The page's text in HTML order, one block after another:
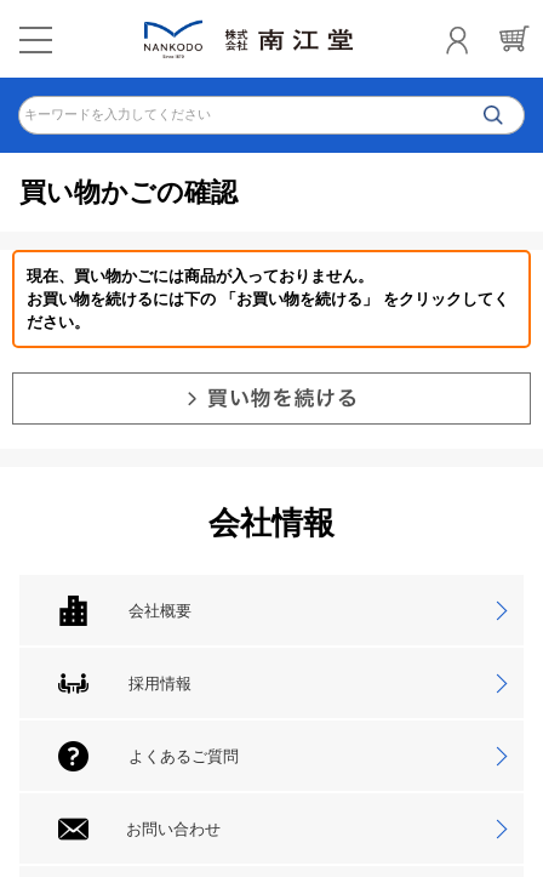
キーワードを入力してください
買い物かごの確認
現在、買い物かごには商品が入っておりません。
お買い物を続けるには下の 「お買い物を続ける」 をクリックしてく
ださい。
会社情報
会社概要
採用情報
よくあるご質問
お問い合わせ